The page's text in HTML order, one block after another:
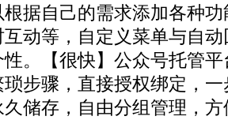
据自己的需求添加各种
互动等，自定义菜单与自
。【很快】公众号托管
步骤，直接授权绑定，
储存，自由分组管理，